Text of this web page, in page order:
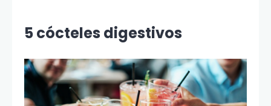
5 cócteles digestivos